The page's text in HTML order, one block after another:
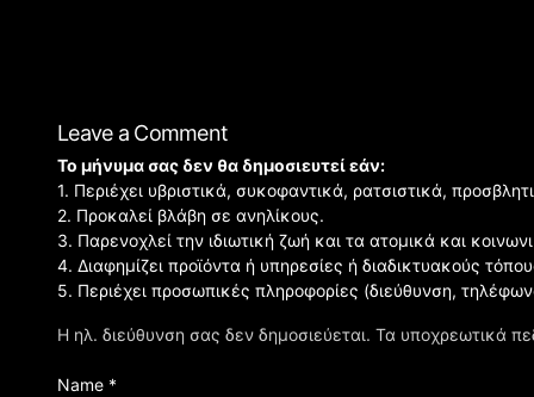
Leave a Comment
Η ηλ. διεύθυνση σας δεν δημοσιεύεται. Τα υποχρεωτικά
Το μήνυμα σας δεν θα δημοσιευτεί εάν:
1. Περιέχει υβριστικά, συκοφαντικά, ρατσιστικά,
2. Προκαλεί βλάβη σε ανηλίκους.
3. Παρενοχλεί την ιδιωτική ζωή και τα ατομικά και
4. Διαφημίζει προϊόντα ή υπηρεσίες ή διαδικτυακούς
5. Περιέχει προσωπικές πληροφορίες (διεύθυνση,
Name *